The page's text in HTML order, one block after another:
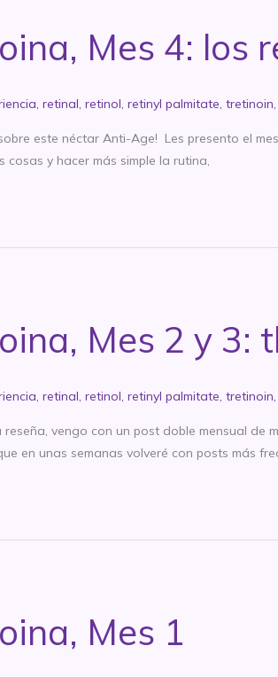
Mes 4: los
, retinal, retinol, retinyl palmitate, tretinoin,
este néctar Anti-Age! Les presento el
y hacer más simple la rutina,
Mes 2 y 3:
, retinal, retinol, retinyl palmitate, tretinoin,
vengo con un post doble mensual de
en unas semanas volveré con posts más
Mes 1